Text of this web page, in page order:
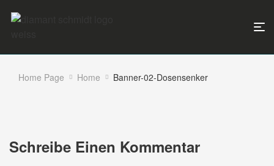
Home Page Home Banner-02-Dosensenker
Schreibe Einen Kommentar